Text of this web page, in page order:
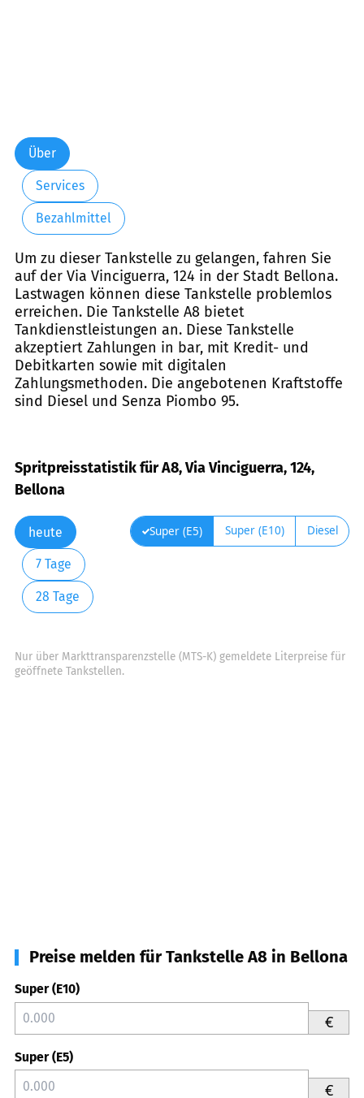
Über
Services
Bezahlmittel
Um zu dieser Tankstelle zu gelangen, fahren Sie
auf der Via Vinciguerra, 124 in der Stadt Bellona.
Lastwagen können diese Tankstelle problemlos
erreichen. Die Tankstelle A8 bietet
Tankdienstleistungen an. Diese Tankstelle
akzeptiert Zahlungen in bar, mit Kredit- und
Debitkarten sowie mit digitalen
Zahlungsmethoden. Die angebotenen Kraftstoffe
sind Diesel und Senza Piombo 95.
Spritpreisstatistik für A8, Via Vinciguerra, 124,
Bellona
heute
7 Tage
28 Tage
Super (E5) Super (E10) Diesel
Nur über Markttransparenzstelle (MTS-K) gemeldete Literpreise für
geöffnete Tankstellen.
Preise melden für Tankstelle A8 in Bellona
Super (E10)
€
Super (E5)
€